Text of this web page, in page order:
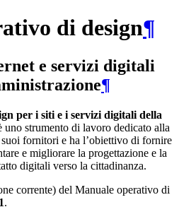
di design¶
e servizi digitali
¶
per i siti e i servizi digitali della
uno strumento di lavoro dedicato alla
fornitori e ha l’obiettivo di fornire
e migliorare la progettazione e la
digitali verso la cittadinanza.
corrente) del Manuale operativo di
.